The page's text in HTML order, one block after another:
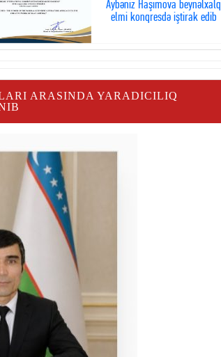
Aybəniz Haşımova beynəlxalq
elmi konqresdə iştirak edib
ARASINDA YARADICILIQ